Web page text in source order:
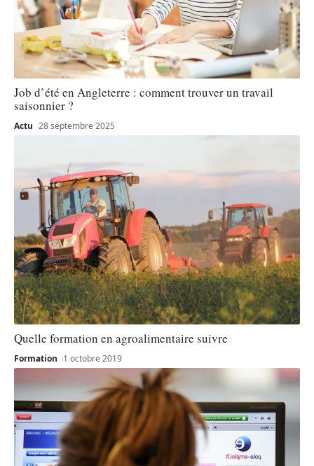
Job d’été en Angleterre : comment trouver un travail
saisonnier ?
Actu 28 septembre 2025
Quelle formation en agroalimentaire suivre
Formation 1 octobre 2019